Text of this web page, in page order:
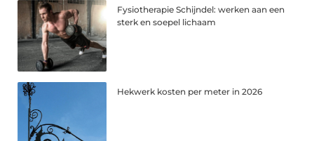
Fysiotherapie Schijndel: werken aan een
sterk en soepel lichaam
Hekwerk kosten per meter in 2026